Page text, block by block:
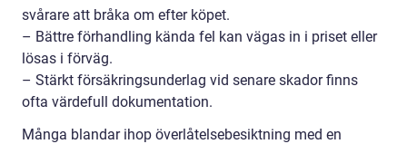
svårare att bråka om efter köpet.
– Bättre förhandling kända fel kan vägas in i priset eller
lösas i förväg.
– Stärkt försäkringsunderlag vid senare skador finns
ofta värdefull dokumentation.
Många blandar ihop överlåtelsebesiktning med en